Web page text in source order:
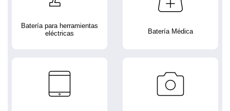
Batería para herramientas
eléctricas
Batería Médica